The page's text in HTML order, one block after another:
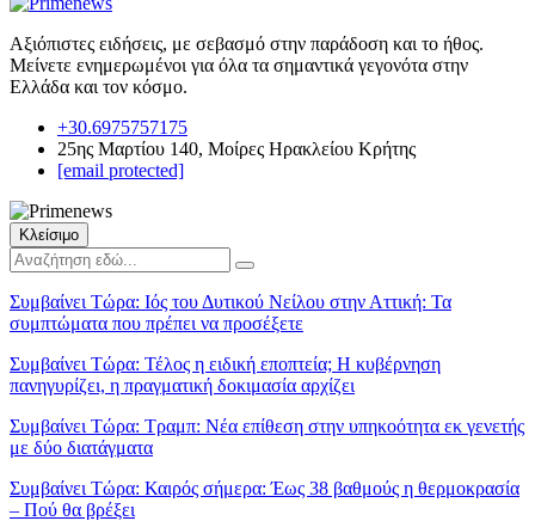
Αξιόπιστες ειδήσεις, με σεβασμό στην παράδοση και το ήθος.
Μείνετε ενημερωμένοι για όλα τα σημαντικά γεγονότα στην
Ελλάδα και τον κόσμο.
+30.6975757175
25ης Μαρτίου 140, Μοίρες Ηρακλείου Κρήτης
[email protected]
Κλείσιμο
Συμβαίνει Τώρα: Ιός του Δυτικού Νείλου στην Αττική: Τα
συμπτώματα που πρέπει να προσέξετε
Συμβαίνει Τώρα: Τέλος η ειδική εποπτεία; Η κυβέρνηση
πανηγυρίζει, η πραγματική δοκιμασία αρχίζει
Συμβαίνει Τώρα: Τραμπ: Νέα επίθεση στην υπηκοότητα εκ γενετής
με δύο διατάγματα
Συμβαίνει Τώρα: Καιρός σήμερα: Έως 38 βαθμούς η θερμοκρασία
– Πού θα βρέξει